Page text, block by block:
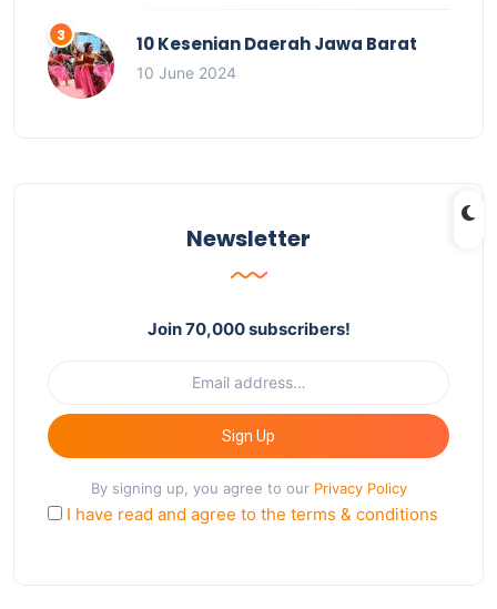
10 Kesenian Daerah Jawa Barat
10 June 2024
Newsletter
Join 70,000 subscribers!
Sign Up
By signing up, you agree to our Privacy Policy
I have read and agree to the terms & conditions